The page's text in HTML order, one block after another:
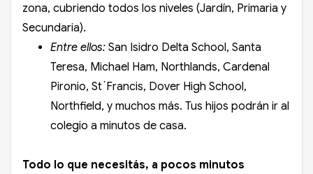
zona, cubriendo todos los niveles (Jardín, Primaria y
Secundaria).
Entre ellos: San Isidro Delta School, Santa
Teresa, Michael Ham, Northlands, Cardenal
Pironio, St´Francis, Dover High School,
Northfield, y muchos más. Tus hijos podrán ir al
colegio a minutos de casa.
Todo lo que necesitás, a pocos minutos